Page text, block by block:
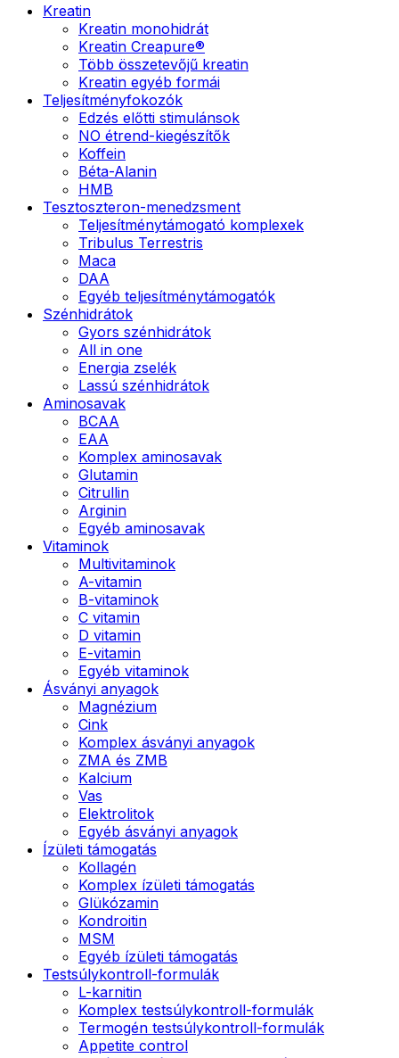
Kreatin
Kreatin monohidrát
Kreatin Creapure®
Több összetevőjű kreatin
Kreatin egyéb formái
Teljesítményfokozók
Edzés előtti stimulánsok
NO étrend-kiegészítők
Koffein
Béta-Alanin
HMB
Tesztoszteron-menedzsment
Teljesítménytámogató komplexek
Tribulus Terrestris
Maca
DAA
Egyéb teljesítménytámogatók
Szénhidrátok
Gyors szénhidrátok
All in one
Energia zselék
Lassú szénhidrátok
Aminosavak
BCAA
EAA
Komplex aminosavak
Glutamin
Citrullin
Arginin
Egyéb aminosavak
Vitaminok
Multivitaminok
A-vitamin
B-vitaminok
C vitamin
D vitamin
E-vitamin
Egyéb vitaminok
Ásványi anyagok
Magnézium
Cink
Komplex ásványi anyagok
ZMA és ZMB
Kalcium
Vas
Elektrolitok
Egyéb ásványi anyagok
Ízületi támogatás
Kollagén
Komplex ízületi támogatás
Glükózamin
Kondroitin
MSM
Egyéb ízületi támogatás
Testsúlykontroll-formulák
L-karnitin
Komplex testsúlykontroll-formulák
Termogén testsúlykontroll-formulák
Appetite control